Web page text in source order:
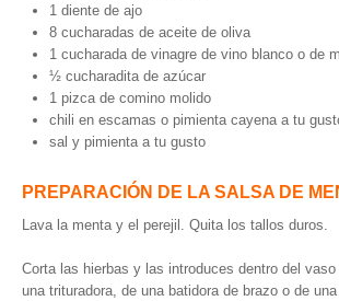
1 diente de ajo
8 cucharadas de aceite de oliva
1 cucharada de vinagre de vino blanco o de
½ cucharadita de azúcar
1 pizca de comino molido
chili en escamas o pimienta cayena a tu
sal y pimienta a tu gusto
PREPARACIÓN DE LA SALSA DE
Lava la menta y el perejil. Quita los tallos duros.
Corta las hierbas y las introduces dentro del
una trituradora, de una batidora de brazo o de